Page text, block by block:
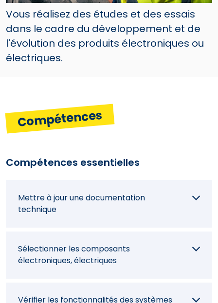
Vous réalisez des études et des essais
dans le cadre du développement et de
l'évolution des produits électroniques ou
électriques.
Compétences
Compétences essentielles
Mettre à jour une documentation
technique
Sélectionner les composants
électroniques, électriques
Vérifier les fonctionnalités des systèmes